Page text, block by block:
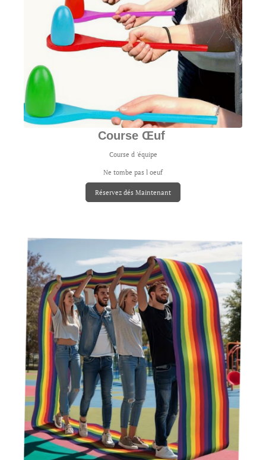
Course Œuf
Course d 'équipe
Ne tombe pas l oeuf
Réservez dés Maintenant